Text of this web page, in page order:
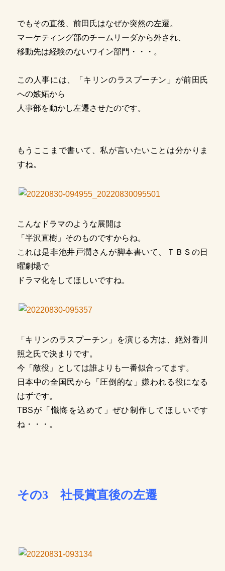
でもその直後、前田氏はなぜか突然の左遷。
マーケティング部のチームリーダから外され、
移動先は経験のないワイン部門・・・。
この人事には、「キリンのラスプーチン」が前田氏
への嫉妬から
人事部を動かし左遷させたのです。
もうここまで書いて、私が言いたいことは分かりま
すね。
こんなドラマのような展開は
「半沢直樹」そのものですからね。
これは是非池井戸潤さんが脚本書いて、ＴＢＳの日
曜劇場で
ドラマ化をしてほしいですね。
「キリンのラスプーチン」を演じる方は、絶対香川
照之氏で決まりです。
今「敵役」としては誰よりも一番似合ってます。
日本中の全国民から「圧倒的な」嫌われる役になる
はずです。
TBSが「懺悔を込めて」ぜひ制作してほしいです
ね・・・。
その3 社長賞直後の左遷